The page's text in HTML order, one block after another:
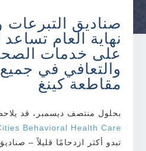
صناديق التبرعات
نهاية العام
على خدمات
والتعافي في جميع
مقاطعة كينغ
بحلول منتصف ديسمبر، قد
Behavioral Health Care
تبدو أكثر ازدحامًا قليلاً –